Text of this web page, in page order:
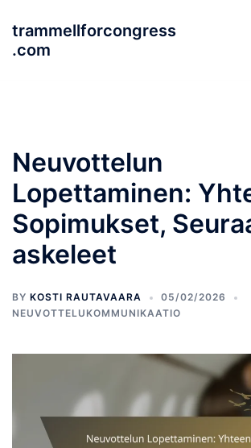
content
trammellforcongress
.com
Neuvottelun
Lopettaminen:
Sopimukset,
askeleet
BY KOSTI RAUTAVAARA
05/02/2026
NEUVOTTELUKOMMUNIKAATIO